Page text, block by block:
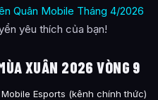
Quân Mobile Tháng 4/2026
yêu thích của bạn!
XUÂN 2026 VÒNG 9
Esports (kênh chính thức)